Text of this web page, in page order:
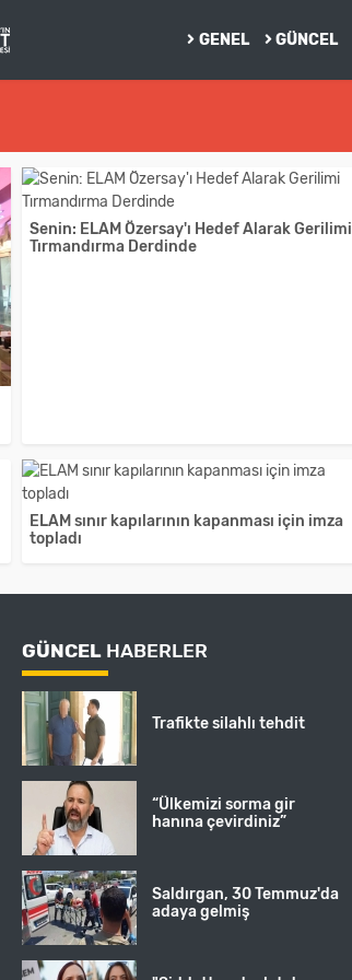
GENEL GÜNCEL
Senin: ELAM Özersay'ı Hedef Alarak Gerilimi
Tırmandırma Derdinde
ELAM sınır kapılarının kapanması için imza
topladı
GÜNCEL HABERLER
Trafikte silahlı tehdit
“Ülkemizi sorma gir
hanına çevirdiniz”
Saldırgan, 30 Temmuz'da
adaya gelmiş